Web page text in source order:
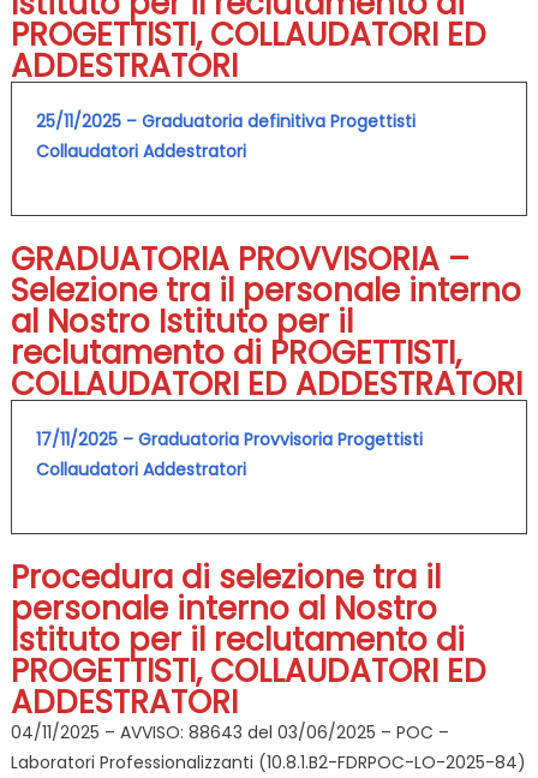
PROGETTISTI, COLLAUDATORI ED
ADDESTRATORI
25/11/2025 – Graduatoria definitiva Progettisti
Collaudatori Addestratori
GRADUATORIA PROVVISORIA –
Selezione tra il personale interno
al Nostro Istituto per il
reclutamento di PROGETTISTI,
COLLAUDATORI ED ADDESTRATORI
17/11/2025 – Graduatoria Provvisoria Progettisti
Collaudatori Addestratori
Procedura di selezione tra il
personale interno al Nostro
Istituto per il reclutamento di
PROGETTISTI, COLLAUDATORI ED
ADDESTRATORI
04/11/2025 – AVVISO: 88643 del 03/06/2025 – POC –
Laboratori Professionalizzanti (10.8.1.B2-FDRPOC-LO-2025-84)